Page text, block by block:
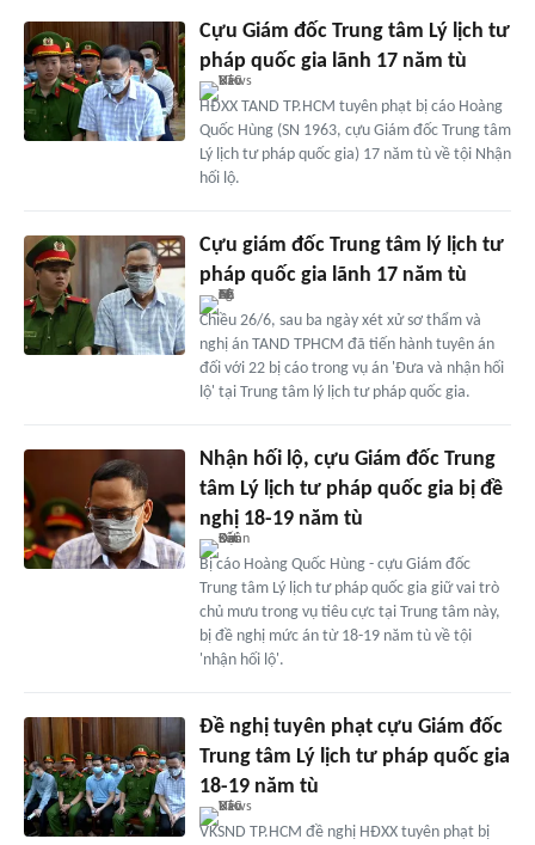
Cựu Giám đốc Trung tâm Lý lịch tư
pháp quốc gia lãnh 17 năm tù
HĐXX TAND TP.HCM tuyên phạt bị cáo Hoàng
Quốc Hùng (SN 1963, cựu Giám đốc Trung tâm
Lý lịch tư pháp quốc gia) 17 năm tù về tội Nhận
hối lộ.
Cựu giám đốc Trung tâm lý lịch tư
pháp quốc gia lãnh 17 năm tù
Chiều 26/6, sau ba ngày xét xử sơ thẩm và
nghị án TAND TPHCM đã tiến hành tuyên án
đối với 22 bị cáo trong vụ án 'Đưa và nhận hối
lộ' tại Trung tâm lý lịch tư pháp quốc gia.
Nhận hối lộ, cựu Giám đốc Trung
tâm Lý lịch tư pháp quốc gia bị đề
nghị 18-19 năm tù
Bị cáo Hoàng Quốc Hùng - cựu Giám đốc
Trung tâm Lý lịch tư pháp quốc gia giữ vai trò
chủ mưu trong vụ tiêu cực tại Trung tâm này,
bị đề nghị mức án từ 18-19 năm tù về tội
'nhận hối lộ'.
Đề nghị tuyên phạt cựu Giám đốc
Trung tâm Lý lịch tư pháp quốc gia
18-19 năm tù
VKSND TP.HCM đề nghị HĐXX tuyên phạt bị